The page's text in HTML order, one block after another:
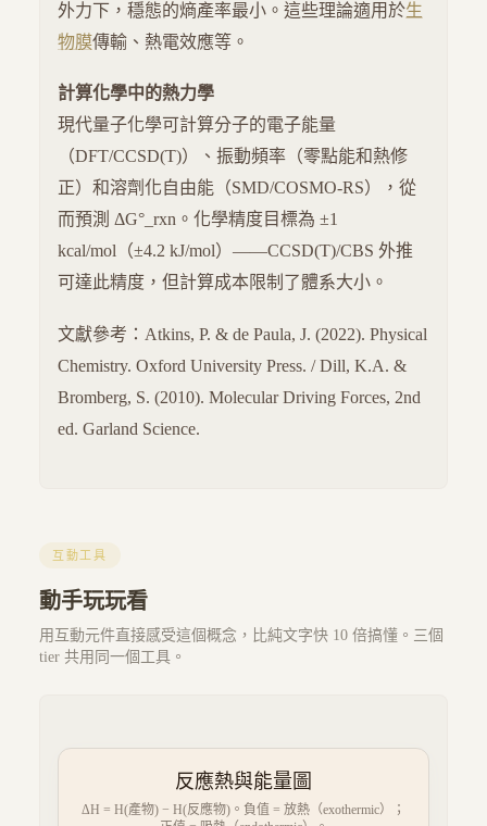
外力下，穩態的熵產率最小。這些理論適用於生
物膜傳輸、熱電效應等。
計算化學中的熱力學
現代量子化學可計算分子的電子能量
（DFT/CCSD(T)）、振動頻率（零點能和熱修
正）和溶劑化自由能（SMD/COSMO-RS），從
而預測 ΔG°_rxn。化學精度目標為 ±1
kcal/mol（±4.2 kJ/mol）——CCSD(T)/CBS 外推
可達此精度，但計算成本限制了體系大小。
文獻參考：Atkins, P. & de Paula, J. (2022). Physical
Chemistry. Oxford University Press. / Dill, K.A. &
Bromberg, S. (2010). Molecular Driving Forces, 2nd
ed. Garland Science.
互動工具
動手玩玩看
用互動元件直接感受這個概念，比純文字快 10 倍搞懂。三個
tier 共用同一個工具。
反應熱與能量圖
ΔH = H(產物) − H(反應物)。負值 = 放熱（exothermic）；